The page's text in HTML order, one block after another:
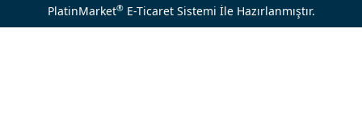
PlatinMarket®E-Ticaret Sistemi İle Hazırlanmıştır.